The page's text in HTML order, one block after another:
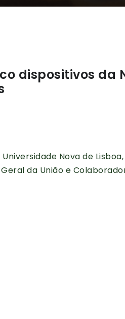
dispositivos da
Nova de Lisboa,
da União e